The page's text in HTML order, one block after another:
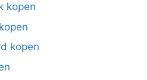
kopen
kopen